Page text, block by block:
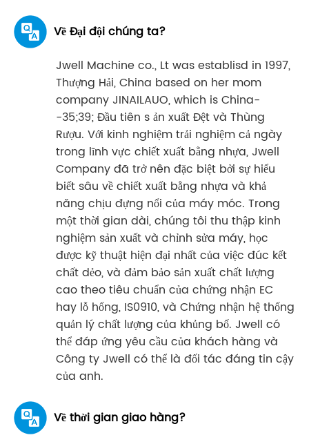
Về Đại đội chúng ta?
Jwell Machine co., Lt was establisd in 1997,
Thượng Hải, China based on her mom
company JINAILAUO, which is China-
-35;39; Đầu tiên s ản xuất Đệt và Thùng
Rượu. Với kinh nghiệm trải nghiệm cả ngày
trong lĩnh vực chiết xuất bằng nhựa, Jwell
Company đã trở nên đặc biệt bởi sự hiểu
biết sâu về chiết xuất bằng nhựa và khả
năng chịu đựng nổi của máy móc. Trong
một thời gian dài, chúng tôi thu thập kinh
nghiệm sản xuất và chỉnh sửa máy, học
được kỹ thuật hiện đại nhất của việc đúc kết
chất dẻo, và đảm bảo sản xuất chất lượng
cao theo tiêu chuẩn của chứng nhận EC
hay lỗ hổng, IS0910, và Chứng nhận hệ thống
quản lý chất lượng của khủng bố. Jwell có
thể đáp ứng yêu cầu của khách hàng và
Công ty Jwell có thể là đối tác đáng tin cậy
của anh.
Về thời gian giao hàng?